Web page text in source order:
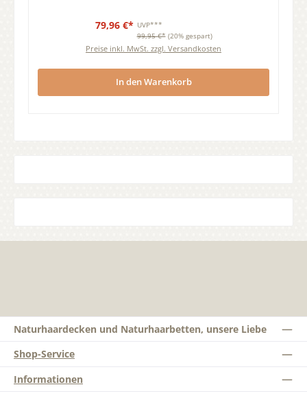
79,96 €* UVP***
99,95 €* (20% gespart)
Preise inkl. MwSt. zzgl. Versandkosten
In den Warenkorb
Naturhaardecken und Naturhaarbetten, unsere Liebe
Shop-Service
Informationen